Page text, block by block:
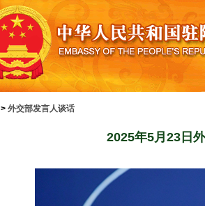
> 外交部发言人谈话
2025年5月23日